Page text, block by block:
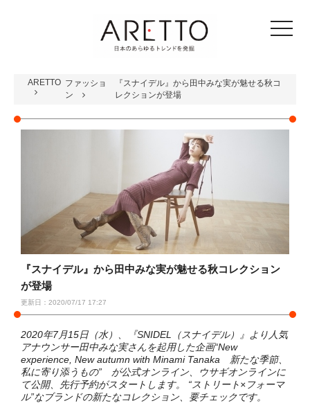
toggle
ARETTO ファッショ
ン
『スナイデル』から田中みな実が魅せる秋コ
レクションが登場
『スナイデル』から田中みな実が魅せる秋コレクション
が登場
更新日：2020/07/17 17:27
2020年7月15日（水）、『SNIDEL（スナイデル）』より人気
アナウンサー田中みな実さんを起用した企画“New
experience, New autumn with Minami Tanaka 新たな季節、
私に寄り添うもの” が公式オンライン、ウサギオンラインに
て公開、先行予約がスタートします。 “ストリート×フォーマ
ル”なブランドの新たなコレクション、要チェックです。